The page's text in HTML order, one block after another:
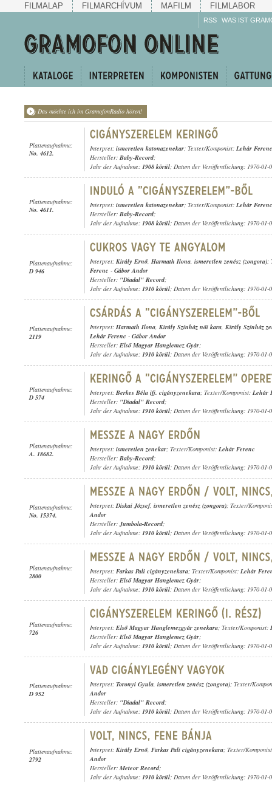
FILMALAP FILMARCHÍVUM MAFILM FILMLABOR
RSS WAS IST
Das möchte ich im GramofonRadio hören!
Plattenaufnahme:
No. 4612.
Interpret: ismeretlen katonazenekar; Texter/Komponist: Lehár Ferenc
Hersteller: Baby-Record;
Jahr der Aufnahme: 1908 körül; Datum der Veröffentlichung: 1970-01-
Plattenaufnahme:
No. 4611.
Interpret: ismeretlen katonazenekar; Texter/Komponist: Lehár Ferenc
Hersteller: Baby-Record;
Jahr der Aufnahme: 1908 körül; Datum der Veröffentlichung: 1970-01-
Plattenaufnahme:
D 946
Interpret: Király Ernő, Harmath Ilona, ismeretlen zenész (zongora);
Ferenc - Gábor Andor
Hersteller: "Diadal" Record;
Jahr der Aufnahme: 1910 körül; Datum der Veröffentlichung: 1970-01-
Plattenaufnahme:
2119
Interpret: Harmath Ilona, Király Színház női kara, Király Színház
Lehár Ferenc - Gábor Andor
Hersteller: Első Magyar Hanglemez Gyár;
Jahr der Aufnahme: 1910 körül; Datum der Veröffentlichung: 1970-01-
Plattenaufnahme:
D 574
Interpret: Berkes Béla ifj. cigányzenekara; Texter/Komponist: Lehár
Hersteller: "Diadal" Record;
Jahr der Aufnahme: 1910 körül; Datum der Veröffentlichung: 1970-01-
Plattenaufnahme:
A. 18682.
Interpret: ismeretlen zenekar; Texter/Komponist: Lehár Ferenc
Hersteller: Baby-Record;
Jahr der Aufnahme: 1910 körül; Datum der Veröffentlichung: 1970-01-
Plattenaufnahme:
No. 15374.
Interpret:Diskai József, ismeretlen zenész (zongora); Texter/
Andor
Hersteller:Jumbola-Record;
Jahr der Aufnahme: 1910 körül; Datum der Veröffentlichung: 1970-01-
Plattenaufnahme:
2800
Interpret: Farkas Pali cigányzenekara; Texter/Komponist: Lehár
Hersteller: Első Magyar Hanglemez Gyár;
Jahr der Aufnahme: 1910 körül; Datum der Veröffentlichung: 1970-01-
Plattenaufnahme:
726
Interpret: Első Magyar Hanglemezgyár zenekara; Texter/Komponist:
Hersteller: Első Magyar Hanglemez Gyár;
Jahr der Aufnahme: 1910 körül; Datum der Veröffentlichung: 1970-01-
Plattenaufnahme:
D 952
Interpret: Toronyi Gyula, ismeretlen zenész (zongora); Texter/
Andor
Hersteller: "Diadal" Record;
Jahr der Aufnahme: 1910 körül; Datum der Veröffentlichung: 1970-01-
Plattenaufnahme:
2792
Interpret: Király Ernő, Farkas Pali cigányzenekara; Texter/
Andor
Hersteller: Meteor Record;
Jahr der Aufnahme: 1910 körül; Datum der Veröffentlichung: 1970-01-